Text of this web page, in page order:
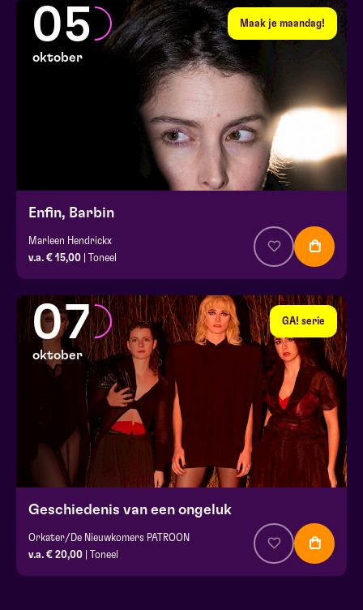
Maak je maandag!
05
oktober
Enfin, Barbin
Marleen Hendrickx
v.a. € 15,00 | Toneel
GA! serie
07
oktober
Geschiedenis van een ongeluk
Orkater/De Nieuwkomers PATROON
v.a. € 20,00 | Toneel